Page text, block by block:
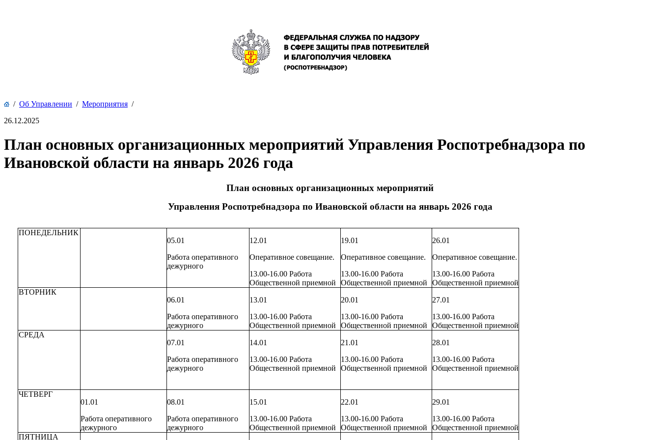
/ Об Управлении / Мероприятия /
26.12.2025
План основных организационных мероприятий Управления Роспотребнадзора по
Ивановской области на январь 2026 года
План основных организационных мероприятий
Управления Роспотребнадзора по Ивановской области на январь 2026 года
ПОНЕДЕЛЬНИК
05.01
Работа оперативного
дежурного
12.01
Оперативное совещание.
13.00-16.00 Работа
Общественной приемной
19.01
Оперативное совещание.
13.00-16.00 Работа
Общественной приемной
26.01
Оперативное совещание.
13.00-16.00 Работа
Общественной приемной
ВТОРНИК
06.01
Работа оперативного
дежурного
13.01
13.00-16.00 Работа
Общественной приемной
20.01
13.00-16.00 Работа
Общественной приемной
27.01
13.00-16.00 Работа
Общественной приемной
СРЕДА
07.01
Работа оперативного
дежурного
14.01
13.00-16.00 Работа
Общественной приемной
21.01
13.00-16.00 Работа
Общественной приемной
28.01
13.00-16.00 Работа
Общественной приемной
ЧЕТВЕРГ
01.01
Работа оперативного
дежурного
08.01
Работа оперативного
дежурного
15.01
13.00-16.00 Работа
Общественной приемной
22.01
13.00-16.00 Работа
Общественной приемной
29.01
13.00-16.00 Работа
Общественной приемной
ПЯТНИЦА